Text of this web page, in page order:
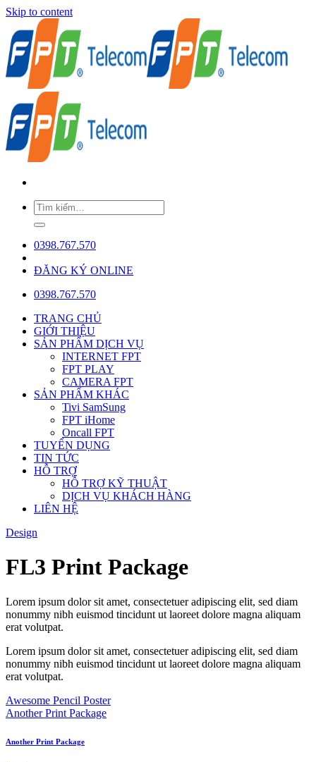
Skip to content
0398.767.570
ĐĂNG KÝ ONLINE
0398.767.570
TRANG CHỦ
GIỚI THIỆU
SẢN PHẨM DỊCH VỤ
INTERNET FPT
FPT PLAY
CAMERA FPT
SẢN PHẨM KHÁC
Tivi SamSung
FPT iHome
Oncall FPT
TUYỂN DỤNG
TIN TỨC
HỖ TRỢ
HỖ TRỢ KỸ THUẬT
DỊCH VỤ KHÁCH HÀNG
LIÊN HỆ
Design
FL3 Print Package
Lorem ipsum dolor sit amet, consectetuer adipiscing elit, sed diam
nonummy nibh euismod tincidunt ut laoreet dolore magna aliquam
erat volutpat.
Lorem ipsum dolor sit amet, consectetuer adipiscing elit, sed diam
nonummy nibh euismod tincidunt ut laoreet dolore magna aliquam
erat volutpat.
Awesome Pencil Poster
Another Print Package
Another Print Package